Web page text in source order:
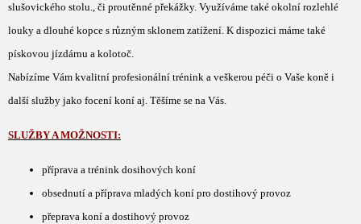
slušovického stolu., či proutěnné překážky. Využíváme také okolní rozlehlé
louky a dlouhé kopce s různým sklonem zatížení. K dispozici máme také
pískovou jízdárnu a kolotoč.
Nabízíme Vám kvalitní profesionální trénink a veškerou péči o Vaše koně i
další služby jako focení koní aj. Těšíme se na Vás.
SLUŽBY A MOŽNOSTI:
příprava a trénink dosihových koní
obsednutí a příprava mladých koní pro dostihový provoz
přeprava koní a dostihový provoz